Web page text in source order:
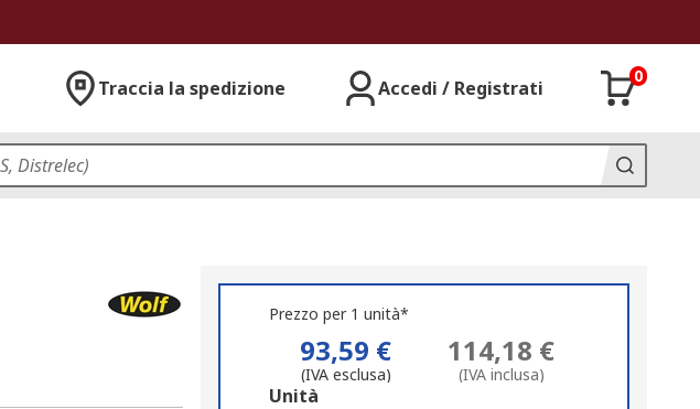
Traccia la spedizione Accedi / Registrati
0
Prezzo per 1 unità*
93,59 €
(IVA esclusa)
114,18 €
(IVA inclusa)
Add
Unità